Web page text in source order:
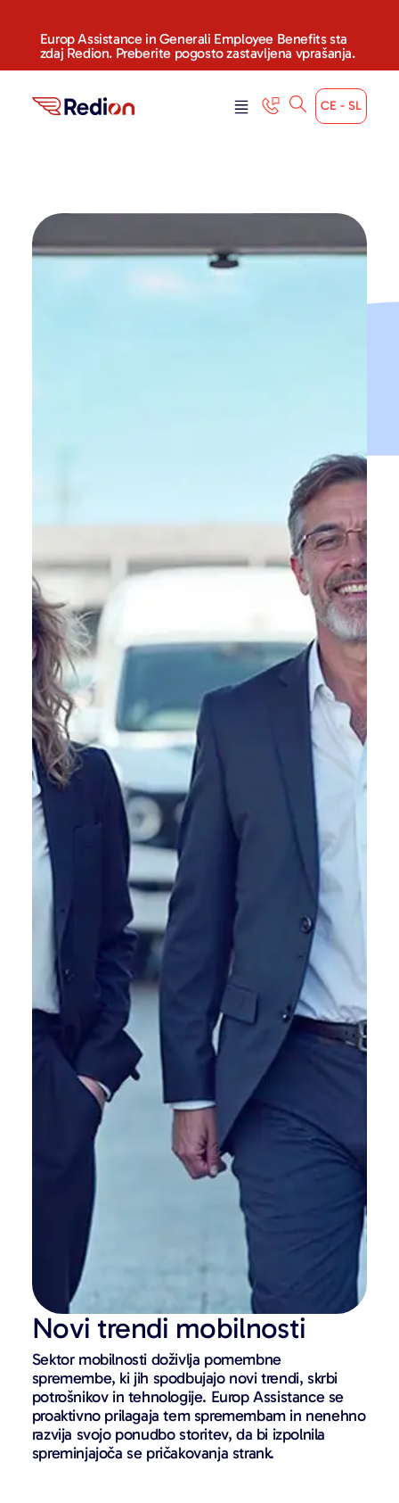
Europ Assistance in Generali Employee Benefits sta
zdaj Redion. Preberite pogosto zastavljena vprašanja.
CE - SL
Novi trendi mobilnosti
Sektor mobilnosti doživlja pomembne
spremembe, ki jih spodbujajo novi trendi, skrbi
potrošnikov in tehnologije. Europ Assistance se
proaktivno prilagaja tem spremembam in nenehno
razvija svojo ponudbo storitev, da bi izpolnila
spreminjajoča se pričakovanja strank.